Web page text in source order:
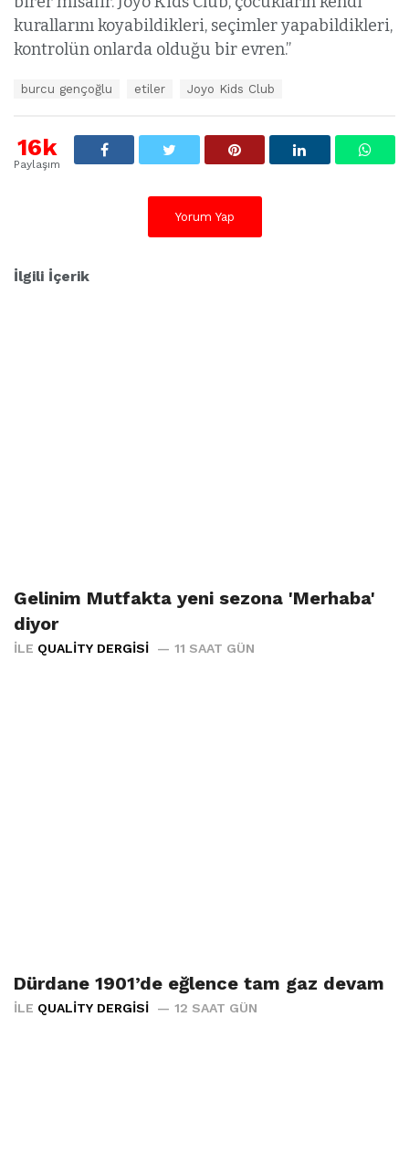
kurallarını koyabildikleri, seçimler yapabildikleri,
kontrolün onlarda olduğu bir evren.”
t
burcu gençoğlu etiler Joyo Kids Club
16k
Paylaşım
Yorum Yap
İlgili İçerik
Gelinim Mutfakta yeni sezona 'Merhaba'
diyor
İLE QUALITY DERGISI 11 SAAT GÜN
Dürdane 1901’de eğlence tam gaz devam
İLE QUALITY DERGISI 12 SAAT GÜN